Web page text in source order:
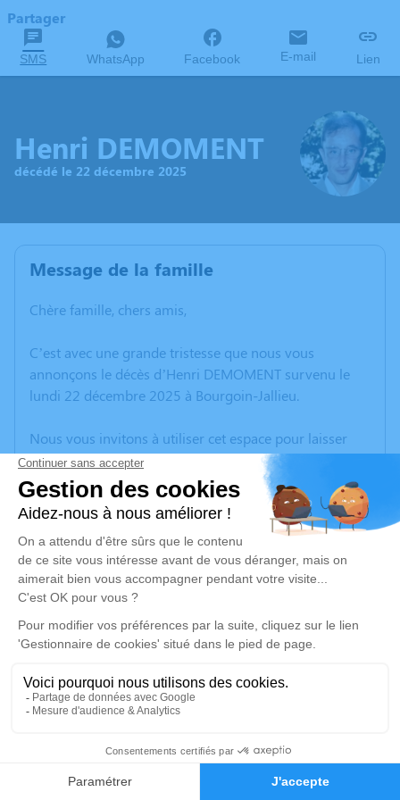
Faire-part Hommages
Partager
SMS WhatsApp Facebook E-mail Lien
Henri DEMOMENT
décédé le 22 décembre 2025
Message de la famille
Chère famille, chers amis,
C’est avec une grande tristesse que nous vous
annonçons le décès d’Henri DEMOMENT survenu le
lundi 22 décembre 2025 à Bourgoin-Jallieu.
Nous vous invitons à utiliser cet espace pour laisser
vos condoléances, partager des photos souvenirs, une
anecdote ou exprimer vos pensées à travers des
poèmes ou des textes. Cet endroit est un lieu
d'expression dédié à honorer la mémoire d’Henri
DEMOMENT.
Un service de plantation d’arbre hommage est
disponible ici.
Je rends hommage
Cérémonie
Catholique Eglise Soleymieu
38460 Soleymieu